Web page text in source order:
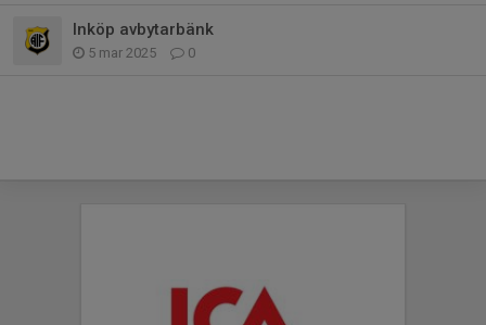
Inköp avbytarbänk
5 mar 2025 0